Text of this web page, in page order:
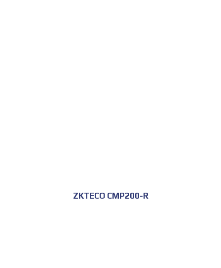
ZKTECO CMP200-R